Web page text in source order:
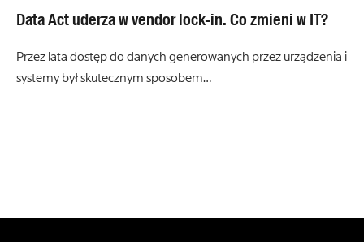
Data Act uderza w vendor lock-in. Co zmieni w IT?
Przez lata dostęp do danych generowanych przez urządzenia i
systemy był skutecznym sposobem…